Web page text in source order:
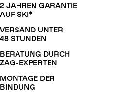
2 JAHREN GARANTIE
AUF SKI*
VERSAND UNTER
48 STUNDEN
BERATUNG DURCH
ZAG-EXPERTEN
MONTAGE DER
BINDUNG